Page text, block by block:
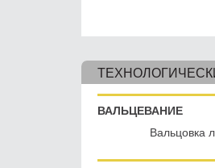
ВАЛЬЦЕВАНИЕ
Вальцовка